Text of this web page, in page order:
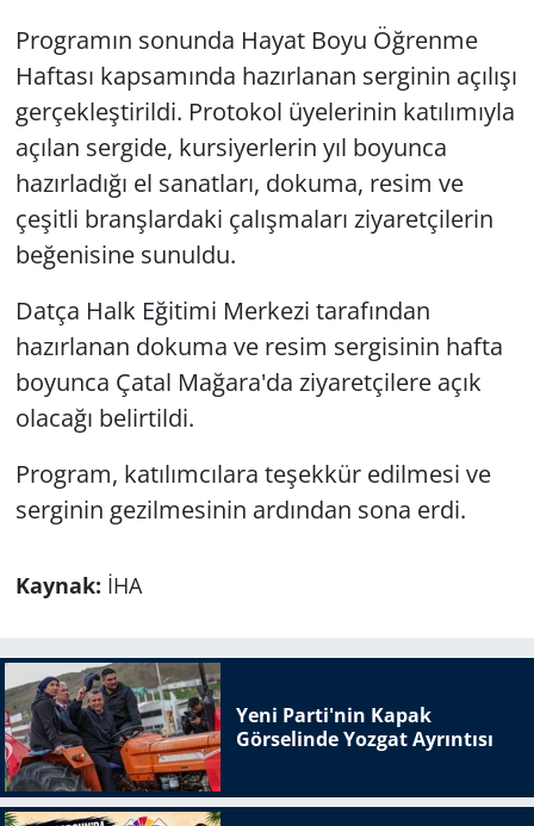
Programın sonunda Hayat Boyu Öğrenme
Haftası kapsamında hazırlanan serginin açılışı
gerçekleştirildi. Protokol üyelerinin katılımıyla
açılan sergide, kursiyerlerin yıl boyunca
hazırladığı el sanatları, dokuma, resim ve
çeşitli branşlardaki çalışmaları ziyaretçilerin
beğenisine sunuldu.
Datça Halk Eğitimi Merkezi tarafından
hazırlanan dokuma ve resim sergisinin hafta
boyunca Çatal Mağara'da ziyaretçilere açık
olacağı belirtildi.
Program, katılımcılara teşekkür edilmesi ve
serginin gezilmesinin ardından sona erdi.
Kaynak: İHA
Yeni Parti'nin Kapak
Görselinde Yozgat Ayrıntısı